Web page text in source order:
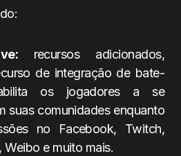
recursos adicionados,
de integração de bate-
os jogadores a se
suas comunidades enquanto
no Facebook, Twitch,
Weibo e muito mais.